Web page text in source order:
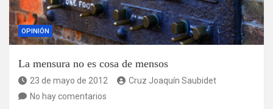
OPINIÓN
La mensura no es cosa de mensos
23 de mayo de 2012
Cruz Joaquín Saubidet
No hay comentarios